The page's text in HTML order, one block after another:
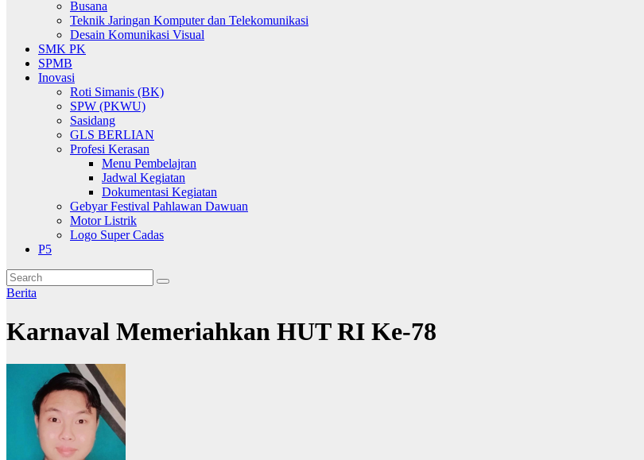
Busana
Teknik Jaringan Komputer dan Telekomunikasi
Desain Komunikasi Visual
SMK PK
SPMB
Inovasi
Roti Simanis (BK)
SPW (PKWU)
Sasidang
GLS BERLIAN
Profesi Kerasan
Menu Pembelajran
Jadwal Kegiatan
Dokumentasi Kegiatan
Gebyar Festival Pahlawan Dawuan
Motor Listrik
Logo Super Cadas
P5
Berita
Karnaval Memeriahkan HUT RI Ke-78